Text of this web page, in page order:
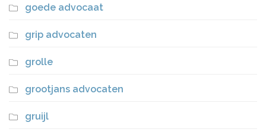
goede advocaat
grip advocaten
grolle
grootjans advocaten
gruijl